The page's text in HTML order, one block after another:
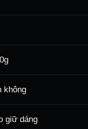
không
giữ dáng